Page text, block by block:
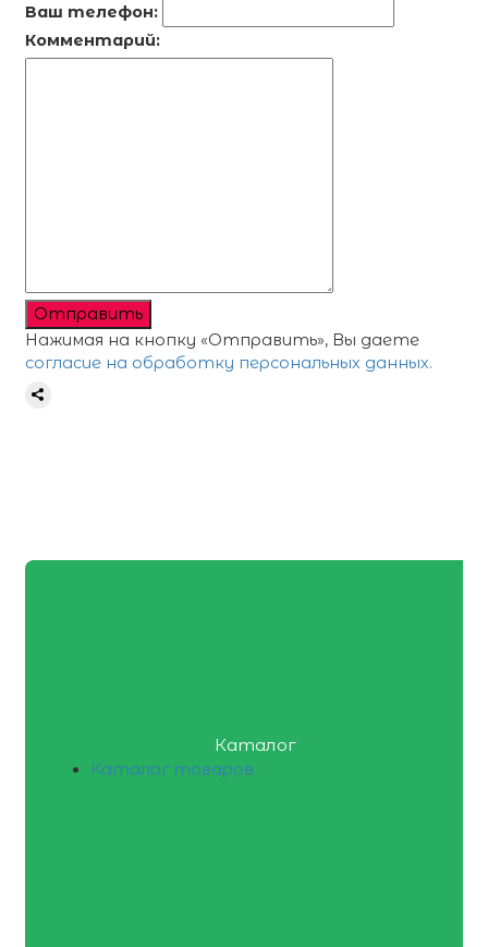
Ваш телефон:
Комментарий:
Отправить
Нажимая на кнопку «Отправить», Вы даете
согласие на обработку персональных данных.
Каталог
Каталог товаров